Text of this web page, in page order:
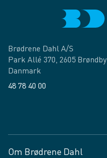
Brødrene Dahl A/S
Park Allé 370, 2605 Brøndby
Danmark
48 78 40 00
Om Brødrene Dahl